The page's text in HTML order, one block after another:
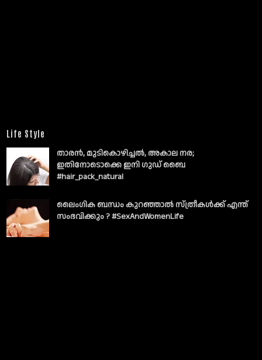
Life Style
താരൻ, മുടികൊഴിച്ചൽ, അകാല നര;
ഇതിനോടൊക്കെ ഇനി ഗുഡ് ബൈ
#hair_pack_natural
ലൈംഗിക ബന്ധം കുറഞ്ഞാല്‍ സ്ത്രീകള്‍ക്ക് എന്ത്
സംഭവിക്കും ? #SexAndWomenLife